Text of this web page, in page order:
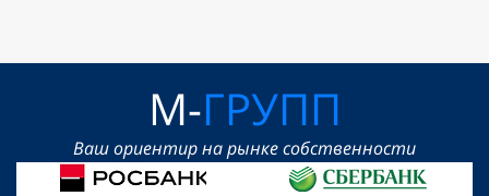
М-ГРУПП
Ваш ориентир на рынке собственности